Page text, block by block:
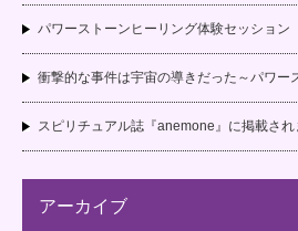
パワーストーンヒーリング体験セッション
衝撃的な事件は宇宙の導きだった～パワー
スピリチュアル誌『anemone』に掲載され
アーカイブ